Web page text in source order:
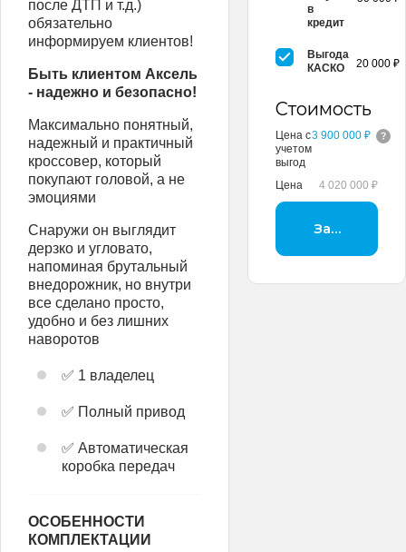
после ДТП и т.д.)
обязательно
информируем клиентов!
Быть клиентом Аксель
- надежно и безопасно!
Максимально понятный,
надежный и практичный
кроссовер, который
покупают головой, а не
эмоциями
Снаружи он выглядит
дерзко и угловато,
напоминая брутальный
внедорожник, но внутри
все сделано просто,
удобно и без лишних
наворотов
✅ 1 владелец
✅ Полный привод
✅ Автоматическая
коробка передач
ОСОБЕННОСТИ
КОМПЛЕКТАЦИИ
в
кредит
Выгода
КАСКО
20 000 ₽
Стоимость
Цена с
учетом
выгод
3 900 000 ₽
Цена 4 020 000 ₽